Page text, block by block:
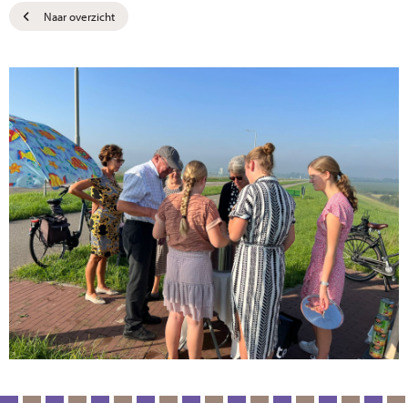
Naar overzicht